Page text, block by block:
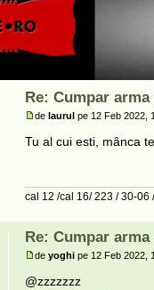
Re: Cumpar
de laurul pe 12 Feb 2022,
Tu al cui esti, mânca
cal 12 /cal 16/ 223 / 30-06
Re: Cumpar
de yoghipe 12 Feb 2022,
@zzzzzzz